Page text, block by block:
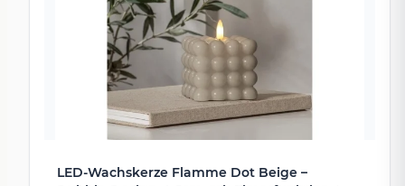
LED-Wachskerze Flamme Dot Beige –